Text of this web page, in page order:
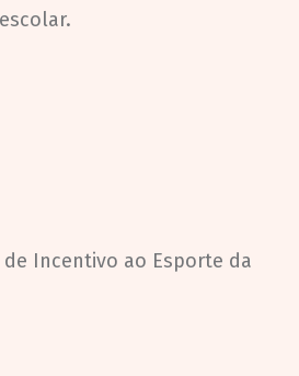
de Incentivo ao Esporte da